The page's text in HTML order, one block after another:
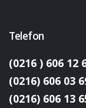
Telefon
(0216 ) 606 12
(0216) 606 03
(0216) 606 13